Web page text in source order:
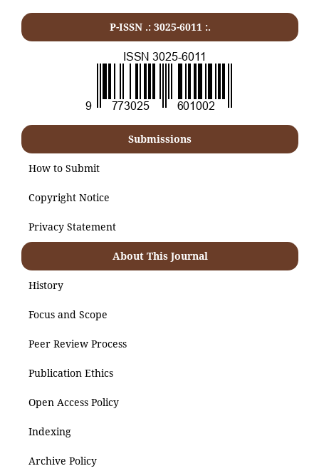
P-ISSN .: 3025-6011 :.
Submissions
How to Submit
Copyright Notice
Privacy Statement
About This Journal
History
Focus and Scope
Peer Review Process
Publication Ethics
Open Access Policy
Indexing
Archive Policy